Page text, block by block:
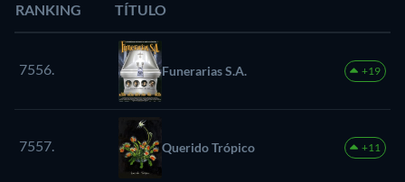
RANKING TÍTULO
7556. Funerarias S.A. +19
7557. Querido Trópico +11